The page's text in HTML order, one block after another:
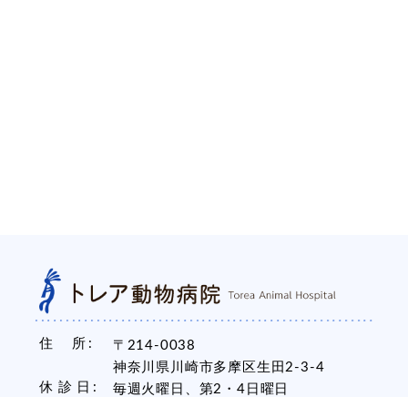
住 所
〒214-0038
神奈川県川崎市多摩区生田2-3-4
休 診 日
毎週火曜日、第2・4日曜日